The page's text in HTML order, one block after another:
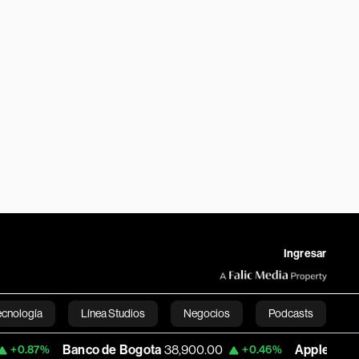
Ingresar
Línea Studios Negocios Podcasts
English
de Bogota 38,900.00 +0.46% Apple 311.60 -